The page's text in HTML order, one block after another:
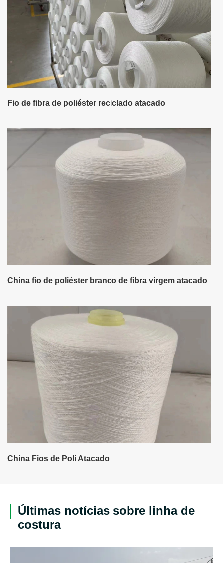
Fio de fibra de poliéster reciclado atacado
China fio de poliéster branco de fibra virgem atacado
China Fios de Poli Atacado
Últimas notícias sobre linha de
costura